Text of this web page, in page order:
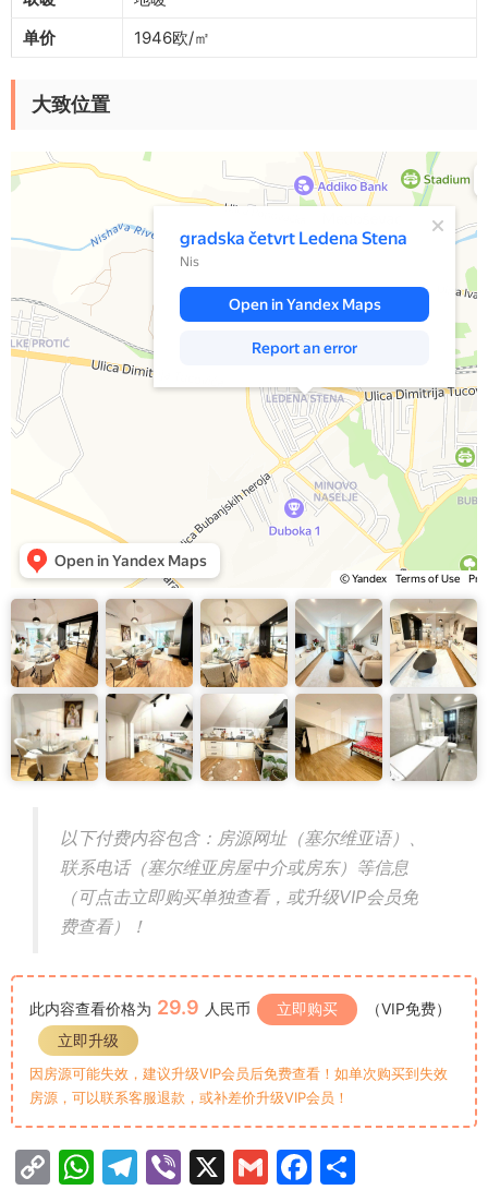
单价
1946欧/㎡
大致位置
Nish
Gradska četvrt Ledena Stena — Yandex Maps
以下付费内容包含：房源网址（塞尔维亚语）、
联系电话（塞尔维亚房屋中介或房东）等信息
（可点击立即购买单独查看，或升级VIP会员免
费查看）！
此内容查看价格为 29.9 人民币 立即购买
（VIP免费）
立即升级
因房源可能失效，建议升级VIP会员后免费查看！如单次购买到失效
房源，可以联系客服退款，或补差价升级VIP会员！
C
W T
Vi X
G
F